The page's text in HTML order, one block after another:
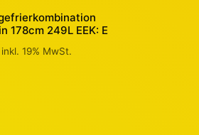
178cm 249L EEK: E
inkl. 19% MwSt.